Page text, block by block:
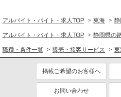
アルバイト・バイト・求人TOP 東海
アルバイト・バイト・求人TOP 静岡県の
職種・条件一覧 販売・接客サービス
掲載ご希望のお客様へ
お問い合わせ